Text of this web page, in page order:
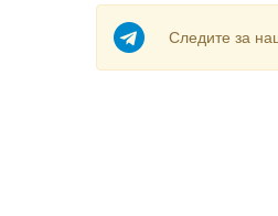
Следите за